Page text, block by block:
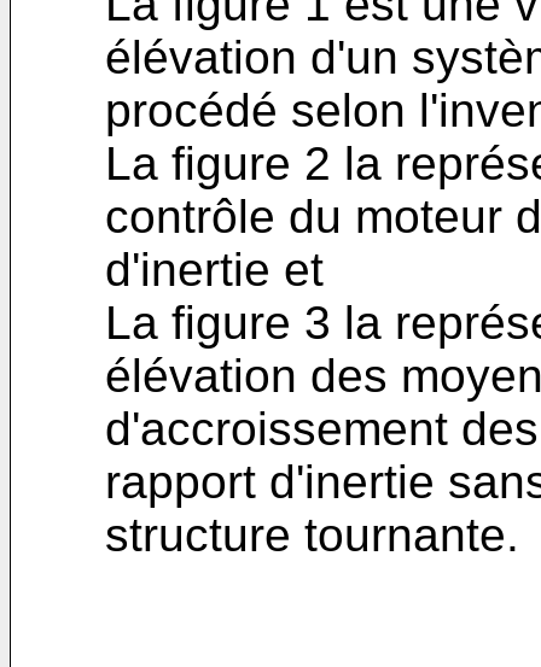
élévation d'un
procédé selon
La figure 2 la
contrôle du moteur
d'inertie et
La figure 3 la
élévation des
d'accroissement
rapport d'inertie
structure tournante.